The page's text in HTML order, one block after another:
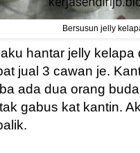
Bersusun jelly
hantar jelly kelapa
jual 3 cawan je.
ada dua orang
gabus kat kantin.